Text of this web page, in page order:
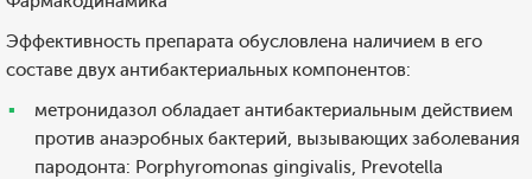
Эффективность препарата обусловлена наличием в его
составе двух антибактериальных компонентов:
метронидазол обладает антибактериальным действием
против анаэробных бактерий, вызывающих заболевания
пародонта: Porphyromonas gingivalis, Prevotella